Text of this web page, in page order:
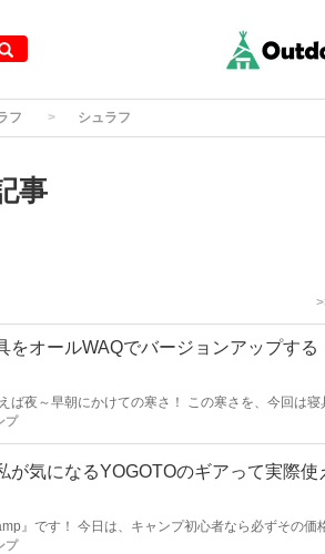
フ シュラフ
事
をオールWAQでバージョンアップする
ば夜～早朝にかけての寒さ！ この寒さを、今回は
プ
が気になるYOGOTOのギアって実際使
』です！ 今日は、キャンプ初心者なら必ずその価
う、YOGOTOのキャンプギアについて買って使っ
プ